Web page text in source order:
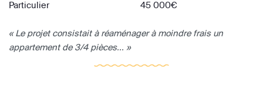
Particulier
45 000€
« Le projet consistait à réaménager à moindre frais un
appartement de 3/4 pièces... »